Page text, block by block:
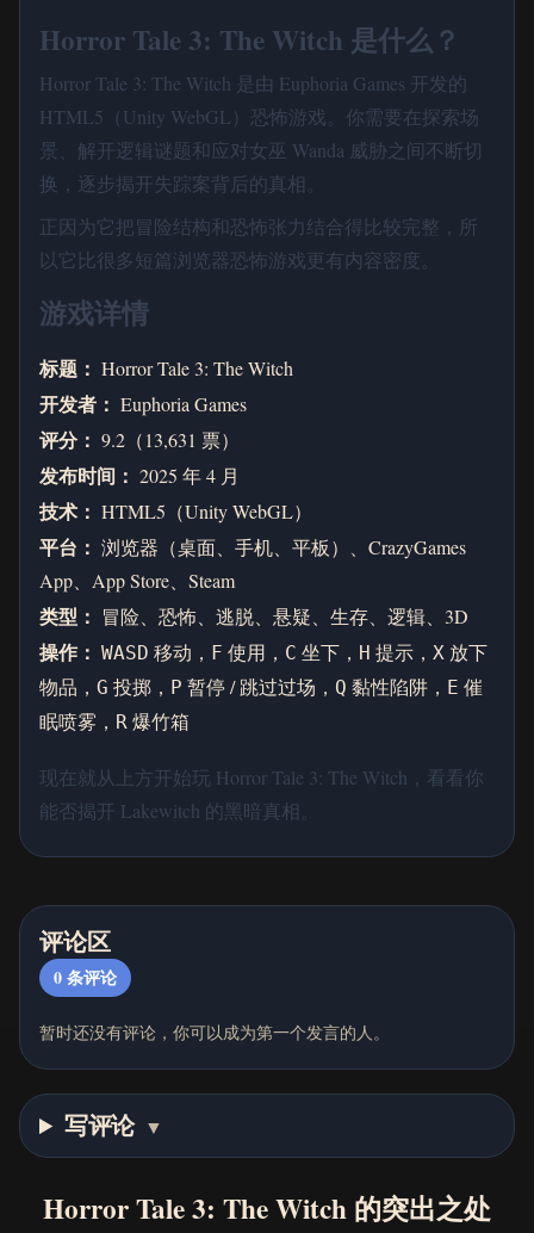
Horror Tale 3: The Witch 是什么？
Horror Tale 3: The Witch 是由 Euphoria Games 开发的
HTML5（Unity WebGL）恐怖游戏。你需要在探索场
景、解开逻辑谜题和应对女巫 Wanda 威胁之间不断切
换，逐步揭开失踪案背后的真相。
正因为它把冒险结构和恐怖张力结合得比较完整，所
以它比很多短篇浏览器恐怖游戏更有内容密度。
游戏详情
标题： Horror Tale 3: The Witch
开发者： Euphoria Games
评分： 9.2（13,631 票）
发布时间： 2025 年 4 月
技术： HTML5（Unity WebGL）
平台： 浏览器（桌面、手机、平板）、CrazyGames
App、App Store、Steam
类型： 冒险、恐怖、逃脱、悬疑、生存、逻辑、3D
操作： WASD 移动， F 使用， C 坐下， H 提示， X 放下
物品， G 投掷， P 暂停 / 跳过过场， Q 黏性陷阱， E 催
眠喷雾， R 爆竹箱
现在就从上方开始玩 Horror Tale 3: The Witch，看看你
能否揭开 Lakewitch 的黑暗真相。
评论区
0条评论
暂时还没有评论，你可以成为第一个发言的人。
写评论 ▼
Horror Tale 3: The Witch 的突出之处